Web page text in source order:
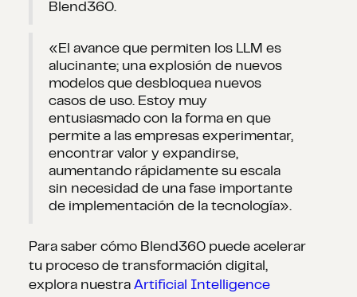
Blend360.
«El avance que permiten los LLM es
alucinante; una explosión de nuevos
modelos que desbloquea nuevos
casos de uso. Estoy muy
entusiasmado con la forma en que
permite a las empresas experimentar,
encontrar valor y expandirse,
aumentando rápidamente su escala
sin necesidad de una fase importante
de implementación de la tecnología».
Para saber cómo Blend360 puede acelerar
tu proceso de transformación digital,
explora nuestra Artificial Intelligence